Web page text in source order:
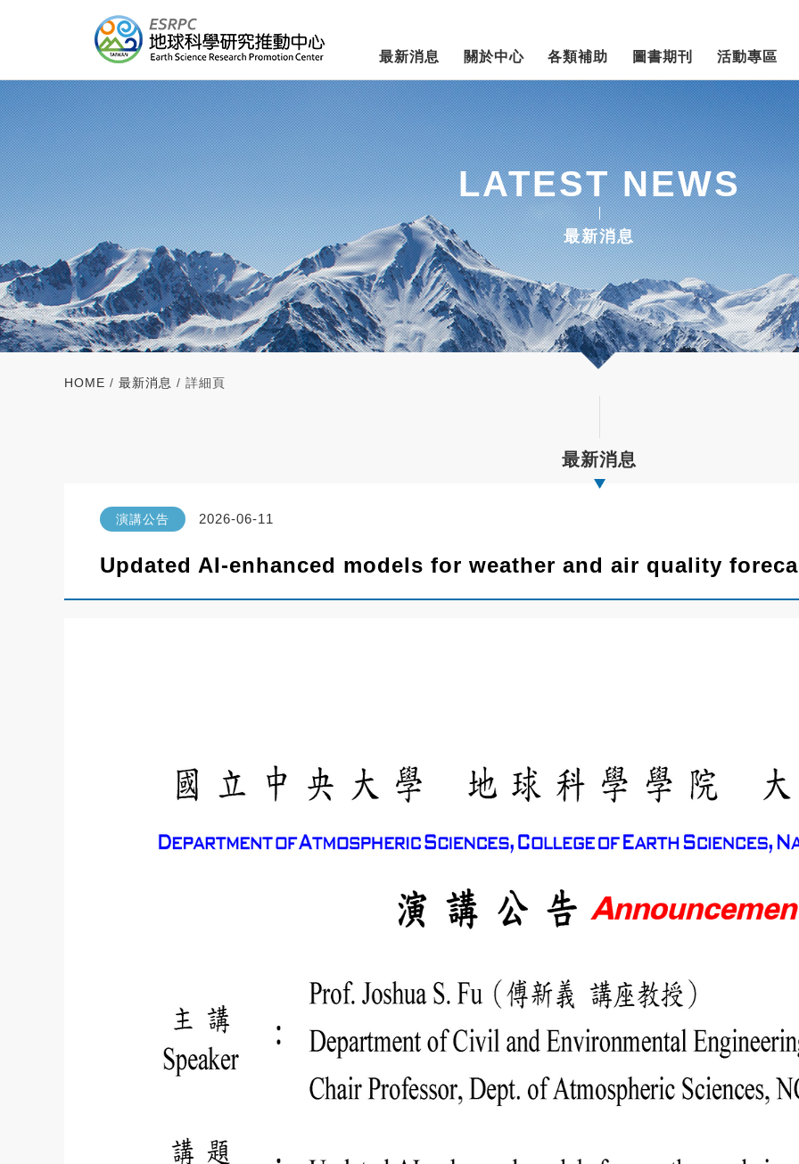
最新消息 關於中心 各類補助 圖書期刊 活動專區
LATEST NEWS
最新消息
HOME / 最新消息 / 詳細頁
最新消息
演講公告 2026-06-11
Updated AI-enhanced models for weather and air quality